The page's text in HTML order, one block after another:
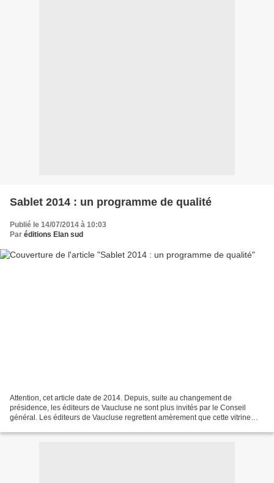
Sablet 2014 : un programme de qualité
Publié le 14/07/2014 à 10:03
Par éditions Elan sud
Attention, cet article date de 2014. Depuis, suite au changement de
présidence, les éditeurs de Vaucluse ne sont plus invités par le Conseil
général. Les éditeurs de Vaucluse regrettent amèrement que cette vitrine